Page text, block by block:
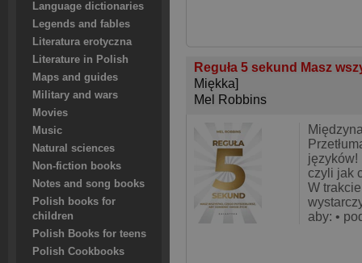
Language dictionaries
Legends and fables
Literatura erotyczna
Literature in Polish
Maps and guides
Military and wars
Movies
Music
Natural sciences
Non-fiction books
Notes and song books
Polish books for
children
Polish Books for teens
Polish Cookbooks
Reguła 5 sekund Masz
Miękka]
Mel Robbins
języków!
czyli jak
W
aby: •